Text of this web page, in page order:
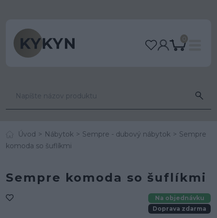
0
Úvod Nábytok Sempre - dubový nábytok
Sempre
komoda so šuflíkmi
Sempre komoda so šuflíkmi
Na objednávku
Doprava zdarma